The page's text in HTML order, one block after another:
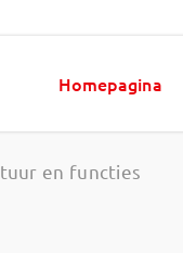
Homepagina
en functies